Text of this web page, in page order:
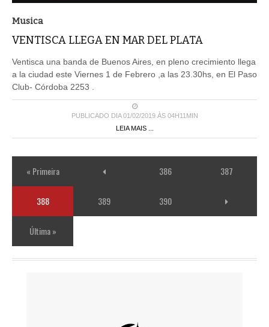
Musica
VENTISCA LLEGA EN MAR DEL PLATA
Ventisca una banda de Buenos Aires, en pleno crecimiento llega
a la ciudad este Viernes 1 de Febrero ,a las 23.30hs, en El Paso
Club- Córdoba 2253 .
PUBLICADO DIA 01/02/2019 ÀS 04H11MIN
LEIA MAIS ...
« Primeira 386 387
388 389 390
Última »